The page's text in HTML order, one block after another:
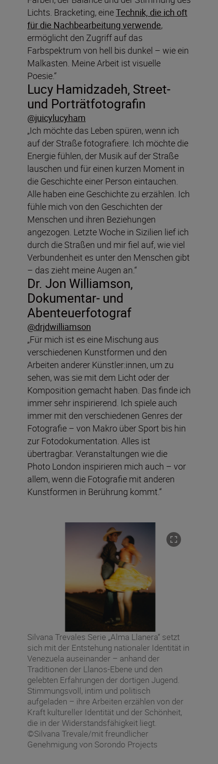
Lichts. Bracketing, eineTechnik, die ich oft
für die Nachbearbeitung verwende,
ermöglicht den Zugriff auf das
Farbspektrum von hell bis dunkel – wie ein
Malkasten. Meine Arbeit ist visuelle
Poesie.“
Lucy Hamidzadeh, Street-
und Porträtfotografin
@juicylucyham
„Ich möchte das Leben spüren, wenn ich
auf der Straße fotografiere. Ich möchte die
Energie fühlen, der Musik auf der Straße
lauschen und für einen kurzen Moment in
die Geschichte einer Person eintauchen.
Alle haben eine Geschichte zu erzählen. Ich
fühle mich von den Geschichten der
Menschen und ihren Beziehungen
angezogen. Letzte Woche in Sizilien lief ich
durch die Straßen und mir fiel auf, wie viel
Verbundenheit es unter den Menschen gibt
– das zieht meine Augen an.“
Dr. Jon Williamson,
Dokumentar- und
Abenteuerfotograf
@drjdwilliamson
„Für mich ist es eine Mischung aus
verschiedenen Kunstformen und den
Arbeiten anderer Künstler:innen, um zu
sehen, was sie mit dem Licht oder der
Komposition gemacht haben. Das finde ich
immer sehr inspirierend. Ich spiele auch
immer mit den verschiedenen Genres der
Fotografie – von Makro über Sport bis hin
zur Fotodokumentation. Alles ist
übertragbar. Veranstaltungen wie die
Photo London inspirieren mich auch – vor
allem, wenn die Fotografie mit anderen
Kunstformen in Berührung kommt.“
Silvana Trevales Serie „Alma Llanera“ setzt
sich mit der Entstehung nationaler Identität in
Venezuela auseinander – anhand der
Traditionen der Llanos-Ebene und den
gelebten Erfahrungen der dortigen Jugend.
Stimmungsvoll, intim und politisch
aufgeladen – ihre Arbeiten erzählen von der
Kraft kultureller Identität und der Schönheit,
die in der Widerstandsfähigkeit liegt.
©Silvana Trevale/mit freundlicher
Genehmigung von Sorondo Projects